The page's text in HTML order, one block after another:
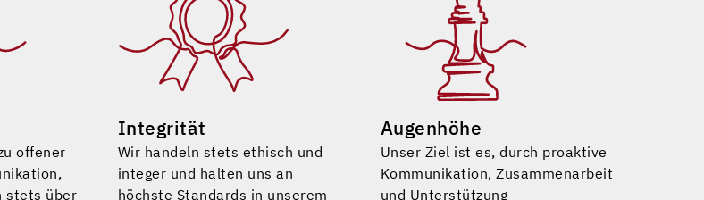
offener
stets über
Integrität
Wir handeln stets ethisch und
integer und halten uns an
höchste Standards in unserem
Augenhöhe
Unser Ziel ist es, durch proaktive
Kommunikation, Zusammenarbeit
und Unterstützung